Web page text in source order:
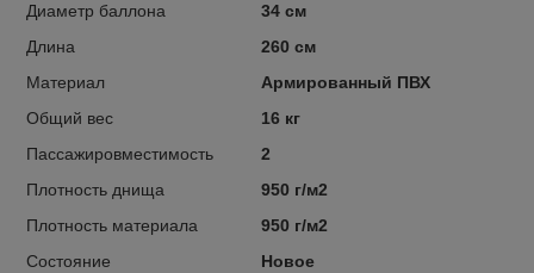
Диаметр баллона
34 см
Длина
260 см
Материал
Армированный ПВХ
Общий вес
16 кг
Пассажировместимость
2
Плотность днища
950 г/м2
Плотность материала
950 г/м2
Состояние
Новое